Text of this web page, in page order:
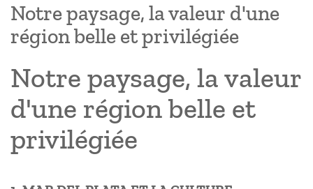
Notre paysage, la valeur d'une
région belle et privilégiée
Notre paysage, la valeur
d'une région belle et
privilégiée